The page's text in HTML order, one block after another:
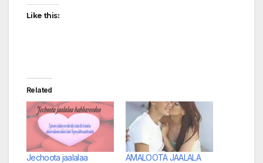
Like this:
Related
Jechoota jaalalaa
AMALOOTA JAALALA